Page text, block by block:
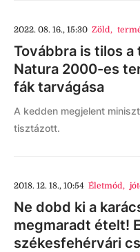
2022. 08. 16., 15:30 Zöld,
Továbbra is tilos
Natura 2000-es
fák tarvágása
A kedden megjelent
tisztázott.
2018. 12. 18., 10:54 Életmód,
Ne dobd ki a
megmaradt ételt!
székesfehérvári